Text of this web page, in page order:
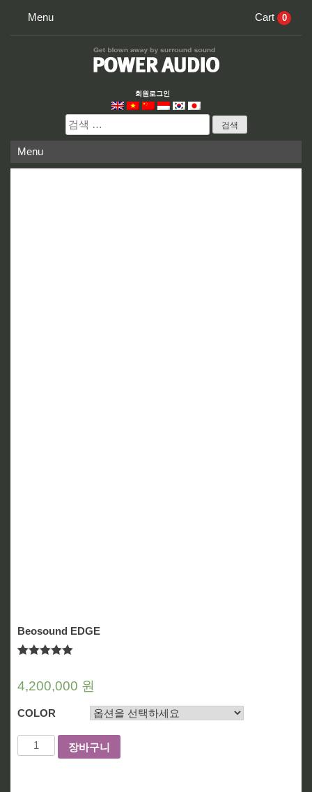
content
Menu Cart 0
회원로그인
검
색:
Menu
Beosound EDGE
평가됨
4,200,000 원
COLOR
장바구니